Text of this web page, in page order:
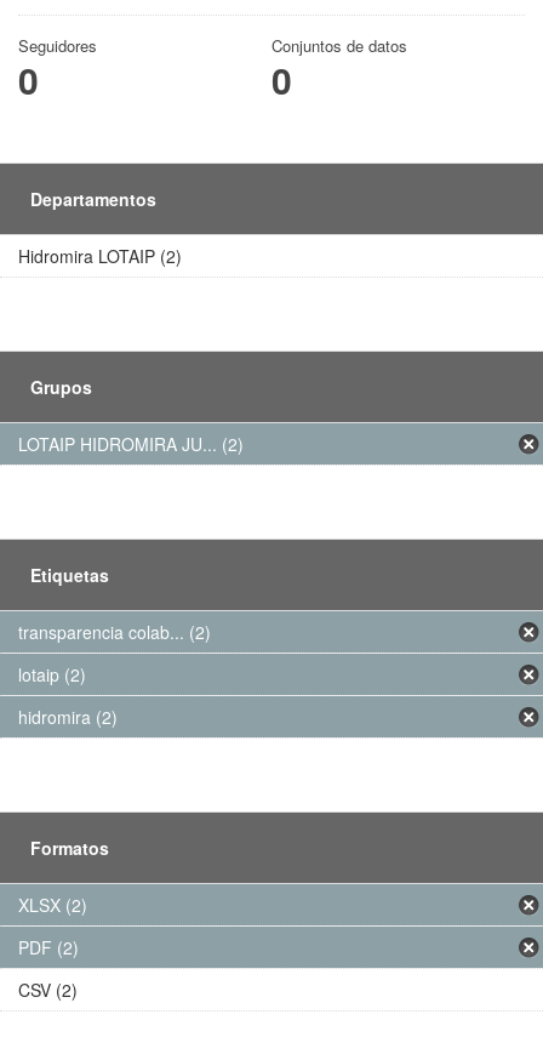
Seguidores
0
Conjuntos de datos
0
Departamentos
Hidromira LOTAIP (2)
Grupos
LOTAIP HIDROMIRA JU... (2)
Etiquetas
transparencia colab... (2)
lotaip (2)
hidromira (2)
Formatos
XLSX (2)
PDF (2)
CSV (2)